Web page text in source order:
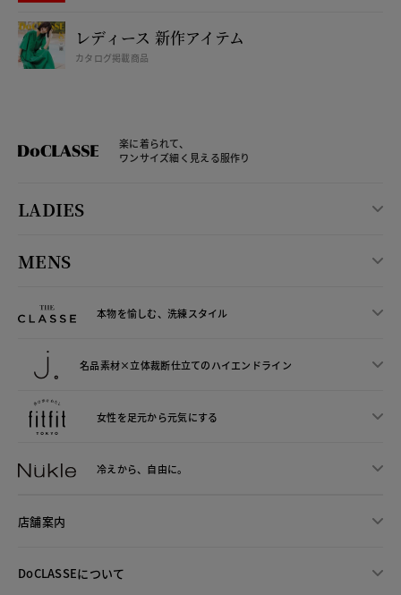
レディース 新作アイテム
カタログ掲載商品
楽に着られて、
ワンサイズ細く見える服作り
LADIES
MENS
本物を愉しむ、洗練スタイル
名品素材×立体裁断仕立てのハイエンドライン
女性を足元から元気にする
冷えから、 自由に。
店舗案内
DoCLASSEについて